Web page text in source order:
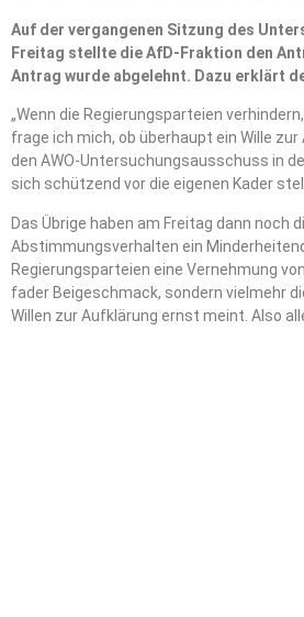
Auf der vergangenen Sitzung des
Freitag stellte die AfD-Fraktion den
Antrag wurde abgelehnt. Dazu erklärt
„Wenn die Regierungsparteien
frage ich mich, ob überhaupt ein Wille
den AWO-Untersuchungsausschuss in
sich schützend vor die eigenen Kader
Das Übrige haben am Freitag dann
Abstimmungsverhalten ein
Regierungsparteien eine Vernehmung
fader Beigeschmack, sondern vielmehr
Willen zur Aufklärung ernst meint. Also